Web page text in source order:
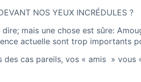
NOS YEUX INCRÉDULES ?
mais une chose est sûre:
actuelle sont trop importants
des cas pareils, vos « amis »